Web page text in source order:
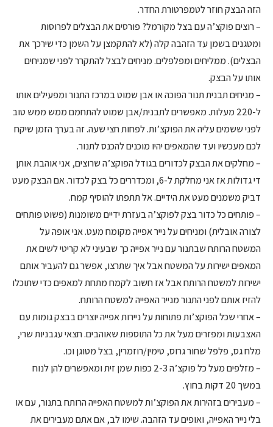
הזה הבצק חוזר לטמפרטורת החדר.
– רוצים פוקצ’ה עם בצל מקורמל? פורסים את הבצלים לפרוסות
ומטגנים בשמן עד הזהבה קלה (לא להתקמצן על השמן כדי שירכך את
הבצלים). ממליחים ומפלפלים. מניחים לבצל להתקרר לפני שמניחים
אותו על הבצק.
– מניחים תבנית תנור הפוכה או אבן שמוט במרכז התנור ומפעילים אותו
ל-220 מעלות. מאפשרים לתבנית/אבן שמוט להתחמם ממש ממש טוב
לפני ששמים עליה את הפוקצ’ות. לפחות חצי שעה. זה בערך הזמן שיקח
לכם מעכשיו ועד שהמאפים יהיו מוכנים להכנס לתנור.
– מחלקים את הבצק לכדורים בגודל הפוקצ’ה שרוצים, אני אוהבת אותן
די גדולות אז אני מחלקת ל-6, ומכדררים כל בצק לכדור. אם הבצק מעט
דביק משמנים מעט את הידיים. אל תתפתו להוסיף קמח.
– פותחים כל כדור בצק לפוקצ’ה בעזרת ידיים משומנות (פשוט פותחים
לצורה אובלית) ומניחים על נייר אפייה מקומח מעט. אני אופה על
המשטח הרותח שבתנור עם נייר אפייה כך שבעיני לא קריטי לשים את
המאפים ישירות על המשטח אבל איך שתרצו, אפשר גם להעביר אותם
ישירות למשטח הרותח אבל אז חשוב לקמח מתחת למאפים כדי שתוכלו
להזיז אותם לפני התנור מנייר האפייה למשטח הרותח.
– אחרי שכל הפוקצ’ות פתוחות על ניירות אפייה יוצרים בבצק גומות עם
האצבעות ומפזרים מעל את כל התוספות שאוהבים. חצאי עגבניות שרי,
מלח גס, פלפל שחור גרוס, טימין/רוזמרין, בצל מטוגן וכו.
– מזלפים מעל כל פוקצ’ה 2-3 כפות שמן זית ומאפשרים להן לנוח
במשך 20 דקות בחוץ.
– מעבירים בזהירות את הפוקצ’ות למשטח האפייה הרותח בתנור, עם או
בלי נייר האפייה, ואופים עד הזהבה. שימו לב, אם אתם מעבירים את